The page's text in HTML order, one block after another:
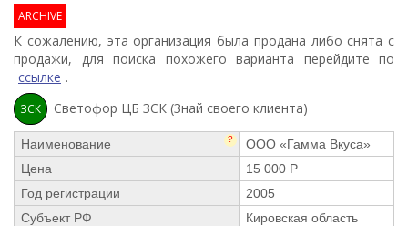
ARCHIVE
К сожалению, эта организация была продана либо снята с
продажи, для поиска похожего варианта перейдите по
ссылке .
ЗСК Светофор ЦБ ЗСК (Знай своего клиента)
Наименование ?
ООО «Гамма Вкуса»
Цена
15 000 Р
Год регистрации
2005
Субъект РФ
Кировская область